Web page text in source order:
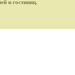
и гостиниц.